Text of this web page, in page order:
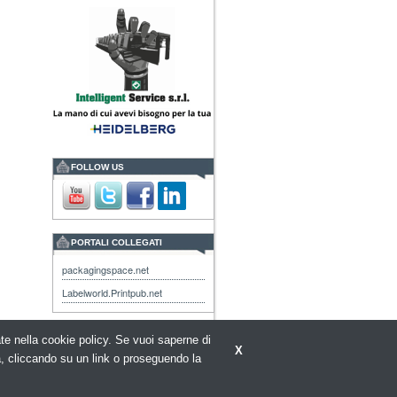
FOLLOW US
PORTALI COLLEGATI
packagingspace.net
Labelworld.Printpub.net
X
nella cookie policy. Se vuoi saperne di
cliccando su un link o proseguendo la